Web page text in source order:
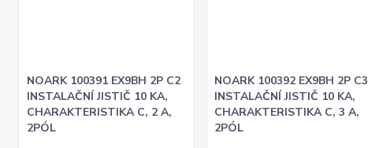
NOARK 100391 EX9BH 2P C2
INSTALAČNÍ JISTIČ 10 KA,
CHARAKTERISTIKA C, 2 A,
2PÓL
NOARK 100392 EX9BH 2P C3
INSTALAČNÍ JISTIČ 10 KA,
CHARAKTERISTIKA C, 3 A,
2PÓL